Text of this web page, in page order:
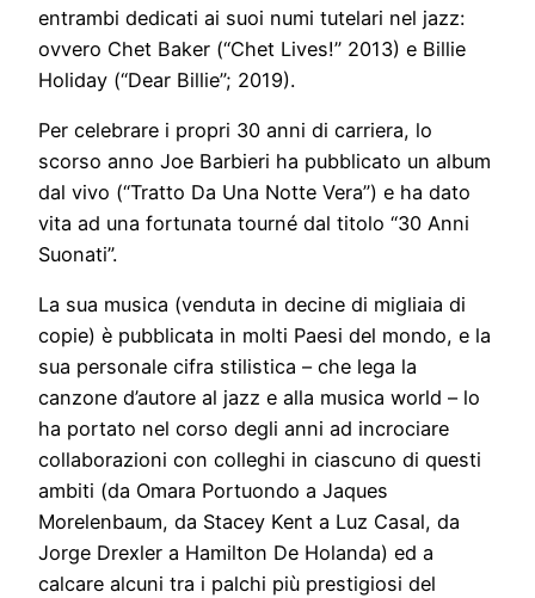
entrambi dedicati ai suoi numi tutelari nel jazz:
ovvero Chet Baker (“Chet Lives!” 2013) e Billie
Holiday (“Dear Billie”; 2019).
Per celebrare i propri 30 anni di carriera, lo
scorso anno Joe Barbieri ha pubblicato un album
dal vivo (“Tratto Da Una Notte Vera”) e ha dato
vita ad una fortunata tourné dal titolo “30 Anni
Suonati”.
La sua musica (venduta in decine di migliaia di
copie) è pubblicata in molti Paesi del mondo, e la
sua personale cifra stilistica – che lega la
canzone d’autore al jazz e alla musica world – lo
ha portato nel corso degli anni ad incrociare
collaborazioni con colleghi in ciascuno di questi
ambiti (da Omara Portuondo a Jaques
Morelenbaum, da Stacey Kent a Luz Casal, da
Jorge Drexler a Hamilton De Holanda) ed a
calcare alcuni tra i palchi più prestigiosi del